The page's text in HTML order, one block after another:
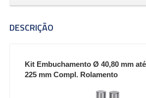
DESCRIÇÃO
Kit Embuchamento Ø 40,80 mm
225 mm Compl. Rolamento